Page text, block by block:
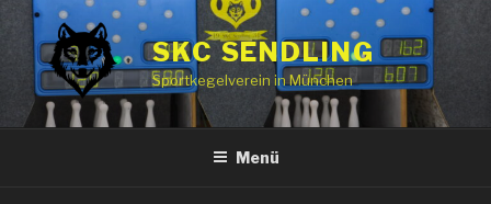
springen
SKC SENDLING
Sportkegelverein in München
Menü